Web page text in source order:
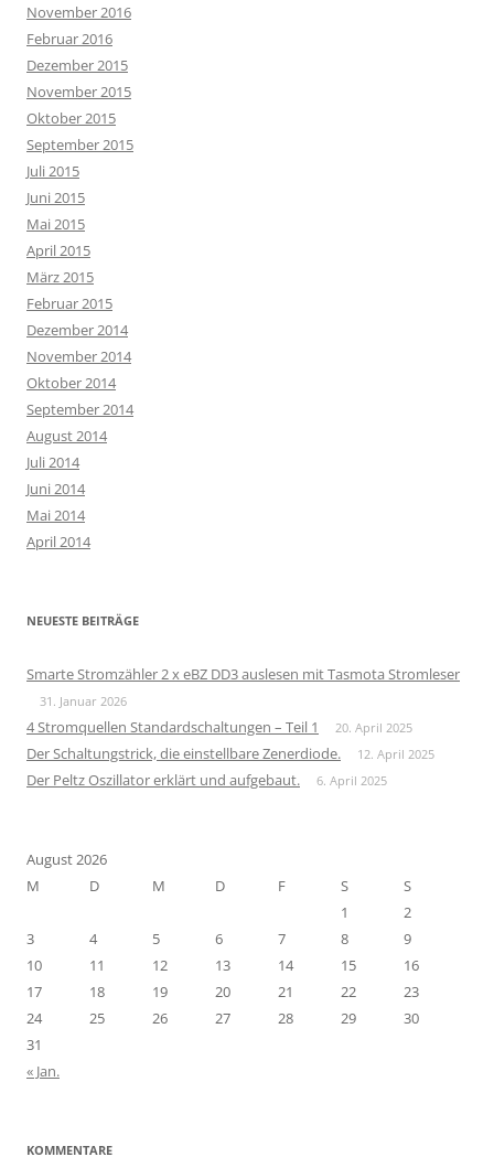
November 2016
Februar 2016
Dezember 2015
November 2015
Oktober 2015
September 2015
Juli 2015
Juni 2015
Mai 2015
April 2015
März 2015
Februar 2015
Dezember 2014
November 2014
Oktober 2014
September 2014
August 2014
Juli 2014
Juni 2014
Mai 2014
April 2014
NEUESTE BEITRÄGE
Smarte Stromzähler 2 x eBZ DD3 auslesen mit Tasmota Stromleser
31. Januar 2026
4 Stromquellen Standardschaltungen – Teil 1 20. April 2025
Der Schaltungstrick, die einstellbare Zenerdiode. 12. April 2025
Der Peltz Oszillator erklärt und aufgebaut. 6. April 2025
August 2026
M
D M D F S
S
1
2
3
4 5 6 7 8
9
10
11 12 13 14 15
16
17
18 19 20 21 22
23
24
25 26 27 28 29
30
31
« Jan.
KOMMENTARE